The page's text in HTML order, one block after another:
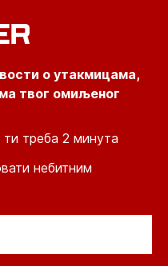
о утакмицама,
твог омиљеног
ти треба 2 минута
небитним